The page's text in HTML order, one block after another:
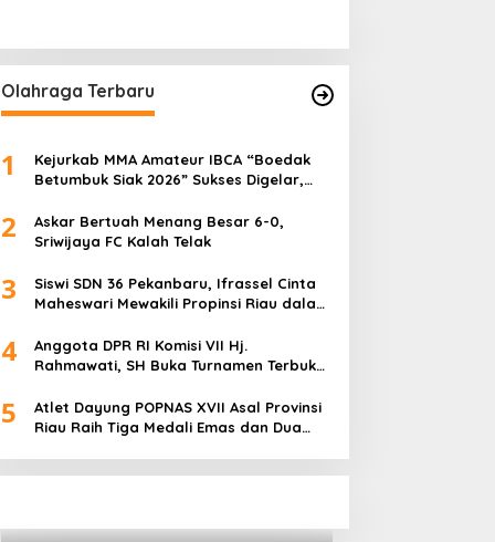
Olahraga Terbaru
1
Kejurkab MMA Amateur IBCA “Boedak
Betumbuk Siak 2026” Sukses Digelar,
2
Askar Bertuah Menang Besar 6-0,
Sriwijaya FC Kalah Telak
3
Siswi SDN 36 Pekanbaru, Ifrassel Cinta
Maheswari Mewakili Propinsi Riau dalam
Senam Putri
4
Anggota DPR RI Komisi VII Hj.
Rahmawati, SH Buka Turnamen Terbuka
Wanita di Kalimantan Utara
5
Atlet Dayung POPNAS XVII Asal Provinsi
Riau Raih Tiga Medali Emas dan Dua